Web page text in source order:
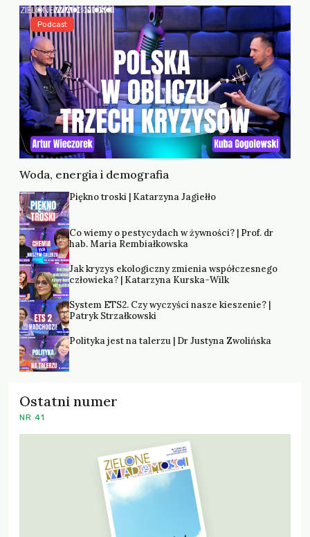
Woda, energia i demografia
Podcast
Piękno troski | Katarzyna Jagiełło
Co wiemy o pestycydach w żywności? | Prof. dr
hab. Maria Rembiałkowska
Jak kryzys ekologiczny zmienia współczesnego
człowieka? | Katarzyna Kurska-Wilk
System ETS2. Czy wyczyści nasze kieszenie? |
Patryk Strzałkowski
Polityka jest na talerzu | Dr Justyna Zwolińska
Ostatni numer
NR 41